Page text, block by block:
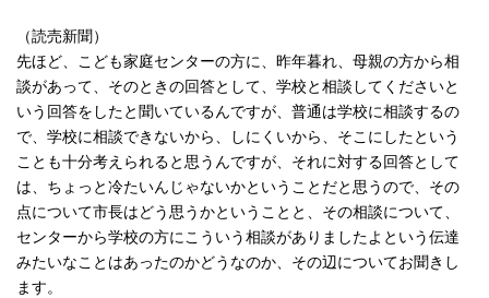
（読売新聞）
先ほど、こども家庭センターの方に、昨年暮れ、母親の方から相
談があって、そのときの回答として、学校と相談してくださいと
いう回答をしたと聞いているんですが、普通は学校に相談するの
で、学校に相談できないから、しにくいから、そこにしたという
ことも十分考えられると思うんですが、それに対する回答として
は、ちょっと冷たいんじゃないかということだと思うので、その
点について市長はどう思うかということと、その相談について、
センターから学校の方にこういう相談がありましたよという伝達
みたいなことはあったのかどうなのか、その辺についてお聞きし
ます。